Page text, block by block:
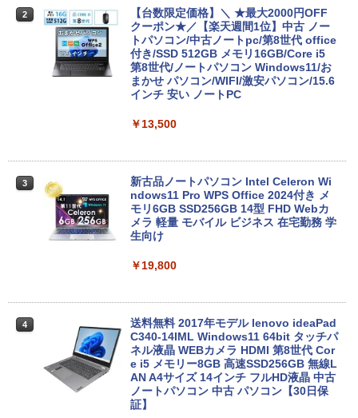
2
【台数限定価格】＼ ★最大2000円OFF
クーポン★／【楽天週間1位】中古 ノー
トパソコン/中古ノートpc/第8世代 office
付き/SSD 512GB メモリ16GB/Core i5
第8世代/ノートパソコン Windows11/お
まかせ パソコン/WIFI/激安パソコン/15.6
インチ 安い ノートPC
￥13,500
3
新古品ノートパソコン Intel Celeron Wi
ndows11 Pro WPS Office 2024付き メ
モリ6GB SSD256GB 14型 FHD Webカ
メラ 軽量 モバイル ビジネス 在宅勤務 学
生向け
￥19,800
4
送料無料 2017年モデル lenovo ideaPad
C340-14IML Windows11 64bit タッチパ
ネル液晶 WEBカメラ HDMI 第8世代 Cor
e i5 メモリー8GB 高速SSD256GB 無線L
AN A4サイズ 14インチ フルHD液晶 中古
ノートパソコン 中古 パソコン【30日保
証】